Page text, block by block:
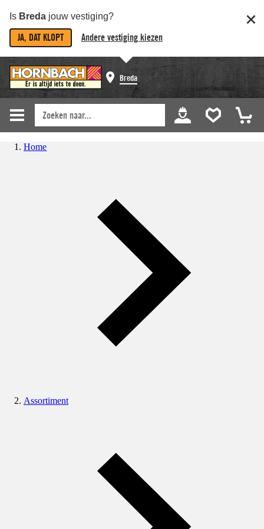
Is Breda jouw vestiging?
JA, DAT KLOPT Andere vestiging kiezen
Breda
Home
Assortiment